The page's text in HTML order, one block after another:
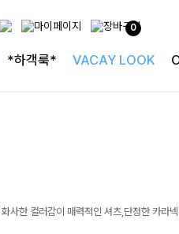
0
*하객룩* VACAY LOOK
사한 컬러감이 매력적인 셔츠,단정한 카라